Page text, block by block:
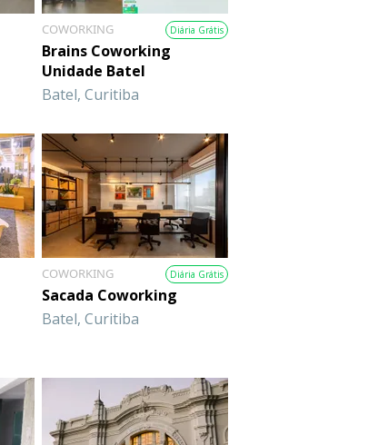
COWORKING Diária Grátis
Brains Coworking
Unidade Batel
Batel, Curitiba
COWORKING Diária Grátis
Sacada Coworking
Batel, Curitiba